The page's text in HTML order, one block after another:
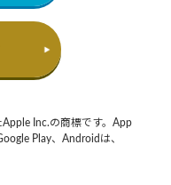
Inc.の商標です。App
Play、Androidは、